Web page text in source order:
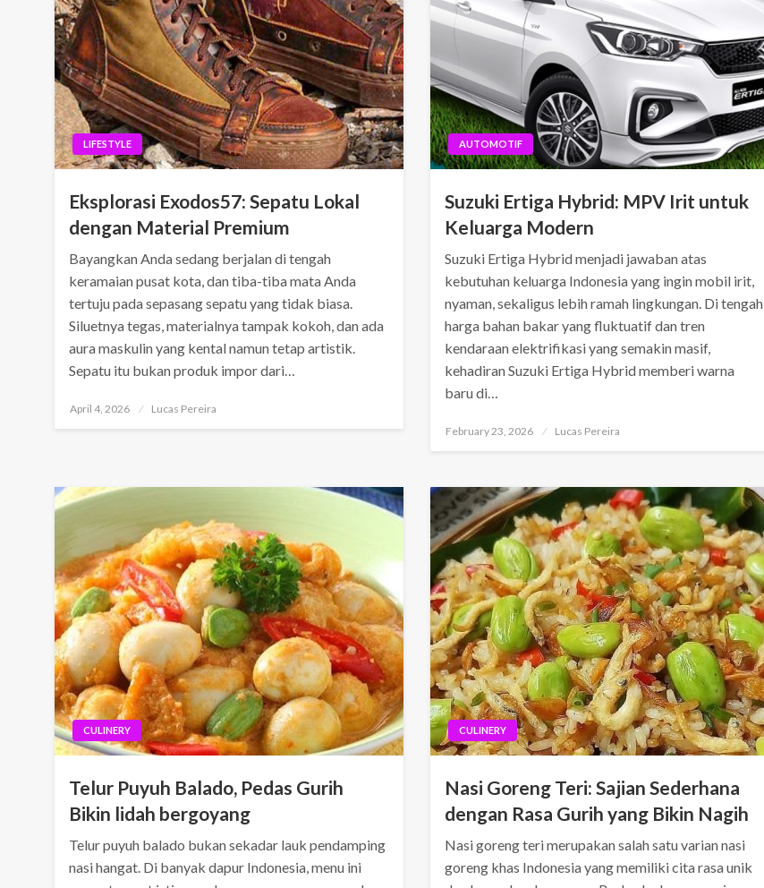
LIFESTYLE
Eksplorasi Exodos57: Sepatu Lokal
dengan Material Premium
Bayangkan Anda sedang berjalan di tengah
keramaian pusat kota, dan tiba-tiba mata Anda
tertuju pada sepasang sepatu yang tidak biasa.
Siluetnya tegas, materialnya tampak kokoh, dan ada
aura maskulin yang kental namun tetap artistik.
Sepatu itu bukan produk impor dari…
Posted
April 4, 2026 Lucas Pereira
AUTOMOTIF
Suzuki Ertiga Hybrid: MPV Irit untuk
Keluarga Modern
Suzuki Ertiga Hybrid menjadi jawaban atas
kebutuhan keluarga Indonesia yang ingin mobil irit,
nyaman, sekaligus lebih ramah lingkungan. Di tengah
harga bahan bakar yang fluktuatif dan tren
kendaraan elektrifikasi yang semakin masif,
kehadiran Suzuki Ertiga Hybrid memberi warna
baru di…
Posted
February 23, 2026 Lucas Pereira
CULINERY
Telur Puyuh Balado, Pedas Gurih
Bikin lidah bergoyang
Telur puyuh balado bukan sekadar lauk pendamping
nasi hangat. Di banyak dapur Indonesia, menu ini
CULINERY
Nasi Goreng Teri: Sajian Sederhana
dengan Rasa Gurih yang Bikin Nagih
Nasi goreng teri merupakan salah satu varian nasi
goreng khas Indonesia yang memiliki cita rasa unik